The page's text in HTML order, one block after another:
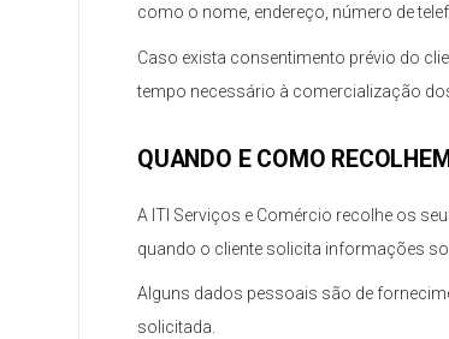
como o nome, endereço, número de
Caso exista consentimento prévio do
tempo necessário à comercialização
QUANDO E COMO
A ITI Serviços e Comércio recolhe os
quando o cliente solicita informações
Alguns dados pessoais são de
solicitada.